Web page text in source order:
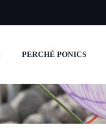
PERCHÉ PONICS